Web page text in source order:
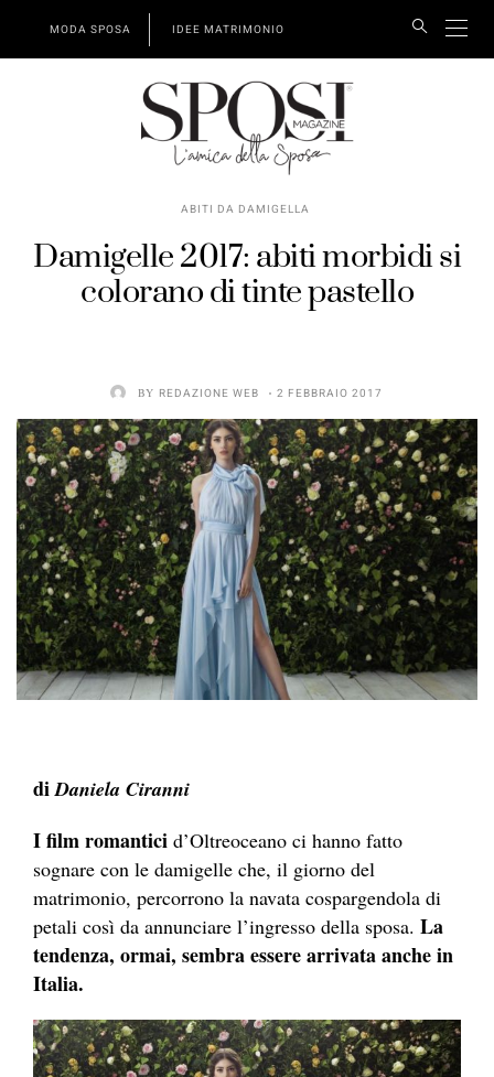
MODA SPOSA IDEE MATRIMONIO
ABITI DA DAMIGELLA
Damigelle 2017: abiti morbidi si
colorano di tinte pastello
BY REDAZIONE WEB 2 FEBBRAIO 2017
diDaniela Ciranni
I film romantici d’Oltreoceano ci hanno fatto
sognare con le damigelle che, il giorno del
matrimonio, percorrono la navata cospargendola di
petali così da annunciare l’ingresso della sposa. La
tendenza, ormai, sembra essere arrivata anche in
Italia.